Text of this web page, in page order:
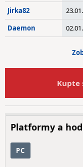
Jirka82
Daemon
Kupte
Platformy a
PC